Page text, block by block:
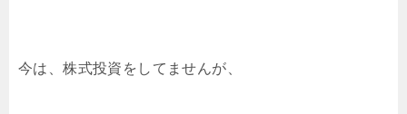
今は、株式投資をしてませんが、